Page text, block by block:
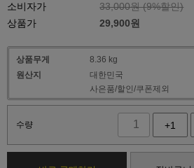
소비자가 33,000원 (9%할인)
상품가
29,900원
상품무게
8.36 kg
원산지
대한민국
사은품/할인/쿠폰제외
수량 +1